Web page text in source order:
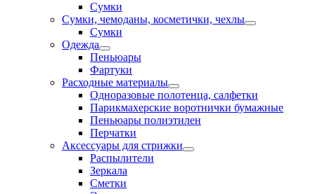
Сумки
Сумки, чемоданы, косметички, чехлы
Сумки
Одежда
Пеньюары
Фартуки
Расходные материалы
Одноразовые полотенца, салфетки
Парикмахерские воротнички бумажные
Пеньюары полиэтилен
Перчатки
Аксессуары для стрижки
Распылители
Зеркала
Сметки